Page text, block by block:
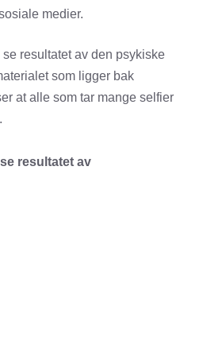
medier.
resultatet av den psykiske
som ligger bak
at alle som tar mange selfier
resultatet av